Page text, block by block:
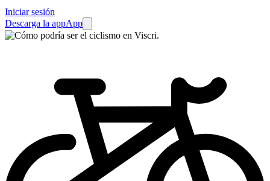
Iniciar sesión
Descarga la appApp